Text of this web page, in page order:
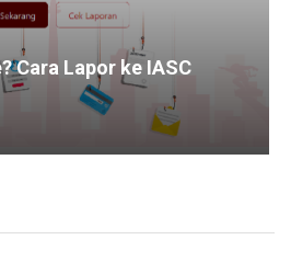
Cara Lapor ke IASC